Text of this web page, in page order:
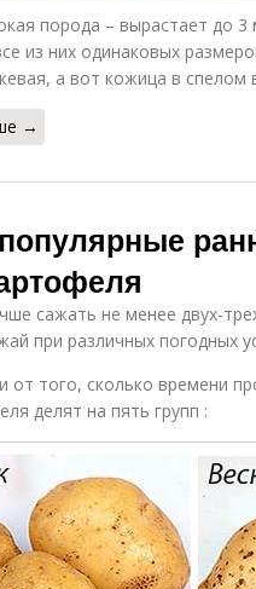
порода – вырастает до
из них одинаковых
а вот кожица в спелом
→
сажать не менее двух-
при различных погодных
от того, сколько времени
делят на пять групп :